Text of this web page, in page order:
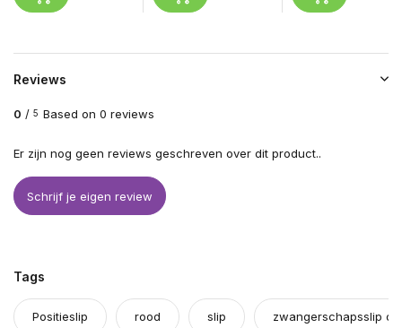
Reviews
0 / 5 Based on 0 reviews
Er zijn nog geen reviews geschreven over dit product..
Schrijf je eigen review
Tags
Positieslip rood slip zwangerschapsslip